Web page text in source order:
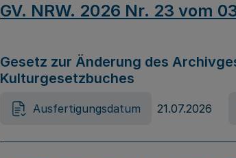
GV. NRW. 2026 Nr. 23 vom
Gesetz zur Änderung des
Kulturgesetzbuches
Ausfertigungsdatum 21.07.2026